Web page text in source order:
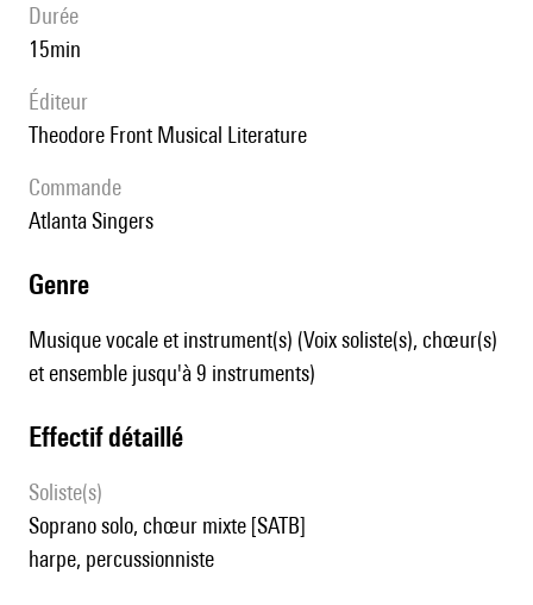
durée
15min
éditeur
Theodore Front Musical Literature
Commande
Atlanta Singers
genre
Musique vocale et instrument(s) (Voix soliste(s), chœur(s)
et ensemble jusqu'à 9 instruments)
effectif détaillé
Soliste(s)
soprano solo, chœur mixte [SATB]
harpe, percussionniste